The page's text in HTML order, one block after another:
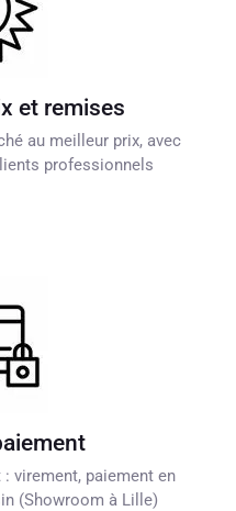
et remises
au meilleur prix, avec
professionnels
virement, paiement en
(Showroom à Lille)